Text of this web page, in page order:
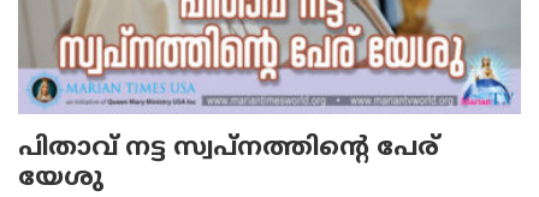
പിതാവ് നട്ട സ്വപ്നത്തിന്റെ പേര്
യേശു